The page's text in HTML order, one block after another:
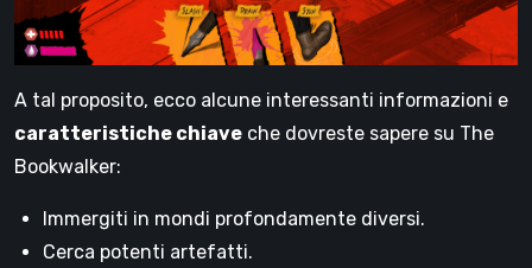
A tal proposito, ecco alcune interessanti informazioni e
caratteristiche chiave che dovreste sapere su The
Bookwalker:
Immergiti in mondi profondamente diversi.
Cerca potenti artefatti.